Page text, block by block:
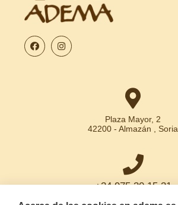
Plaza Mayor, 2
42200 - Almazán , Soria
+34 975 30 15 31